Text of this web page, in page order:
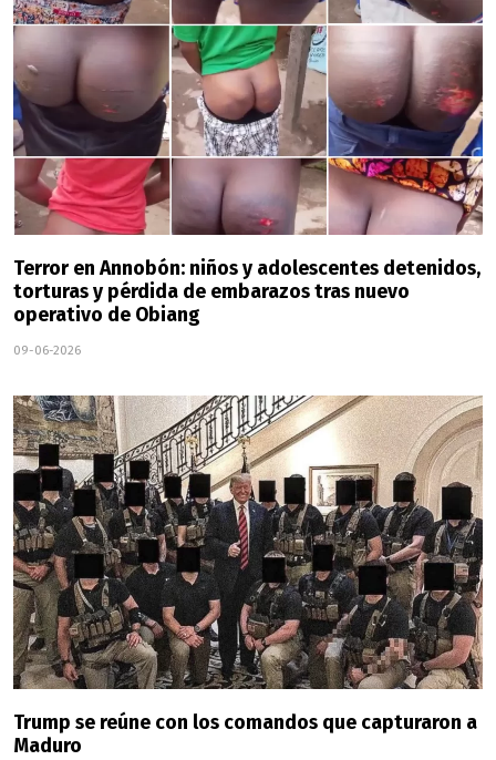
Terror en Annobón: niños y adolescentes detenidos,
torturas y pérdida de embarazos tras nuevo
operativo de Obiang
09-06-2026
Trump se reúne con los comandos que capturaron a
Maduro